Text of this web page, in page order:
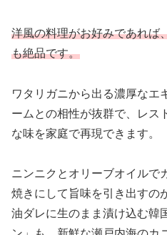
洋風の料理がお好みであれば
も絶品です。
ワタリガニから出る濃厚なエ
ームとの相性が抜群で、レス
な味を家庭で再現できます。
ニンニクとオリーブオイルで
焼きにして旨味を引き出すの
油ダレに生のまま漬け込む韓